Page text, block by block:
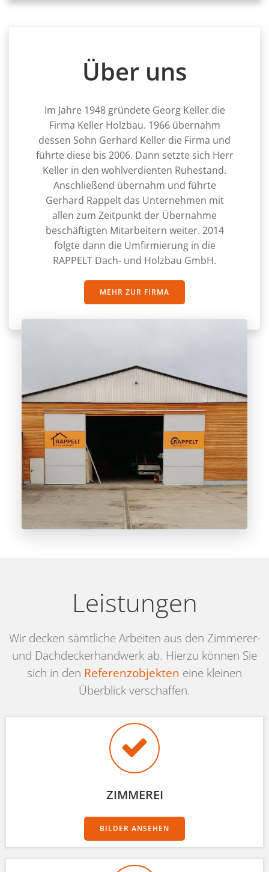
Über uns
Im Jahre 1948 gründete Georg Keller die
Firma Keller Holzbau. 1966 übernahm
dessen Sohn Gerhard Keller die Firma und
führte diese bis 2006. Dann setzte sich Herr
Keller in den wohlverdienten Ruhestand.
Anschließend übernahm und führte
Gerhard Rappelt das Unternehmen mit
allen zum Zeitpunkt der Übernahme
beschäftigten Mitarbeitern weiter. 2014
folgte dann die Umfirmierung in die
RAPPELT Dach- und Holzbau GmbH.
MEHR ZUR FIRMA
Leistungen
Wir decken sämtliche Arbeiten aus den Zimmerer-
und Dachdeckerhandwerk ab. Hierzu können Sie
sich in den Referenzobjekten eine kleinen
Überblick verschaffen.
ZIMMEREI
BILDER ANSEHEN